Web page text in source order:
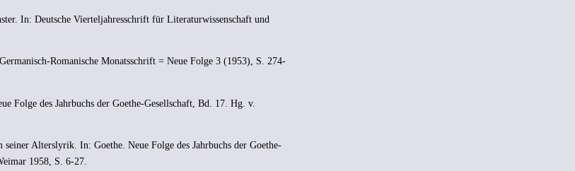
In: Deutsche Vierteljahresschrift für Literaturwissenschaft und
Romanische Monatsschrift = Neue Folge 3 (1953), S. 274-
Folge des Jahrbuchs der Goethe-Gesellschaft, Bd. 17. Hg. v.
Alterslyrik. In: Goethe. Neue Folge des Jahrbuchs der Goethe-
1958, S. 6-27.